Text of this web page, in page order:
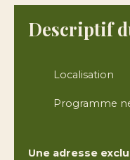
Descriptif
Localisation
Programme
Une adresse